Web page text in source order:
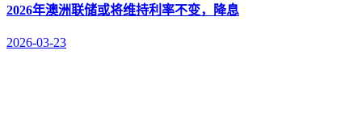
2026年澳洲联储或将维持利率不变，降息
2026-03-23